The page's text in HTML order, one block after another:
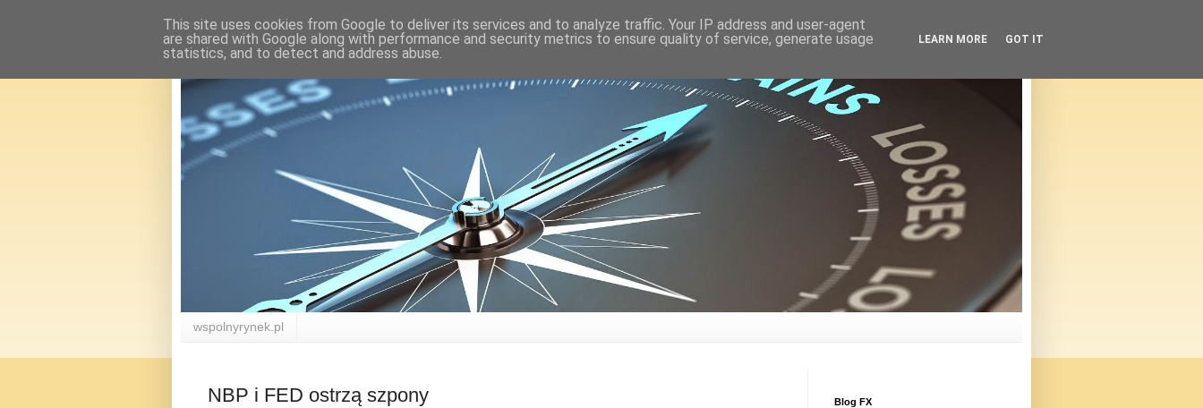
wspolnyrynek.pl
NBP i FED ostrzą szpony Blog FX
This site uses cookies from Google to deliver its services and to analyze traffic. Your IP address and user-agent
are shared with Google along with performance and security metrics to ensure quality of service, generate usage
statistics, and to detect and address abuse.
LEARN MORE GOT IT